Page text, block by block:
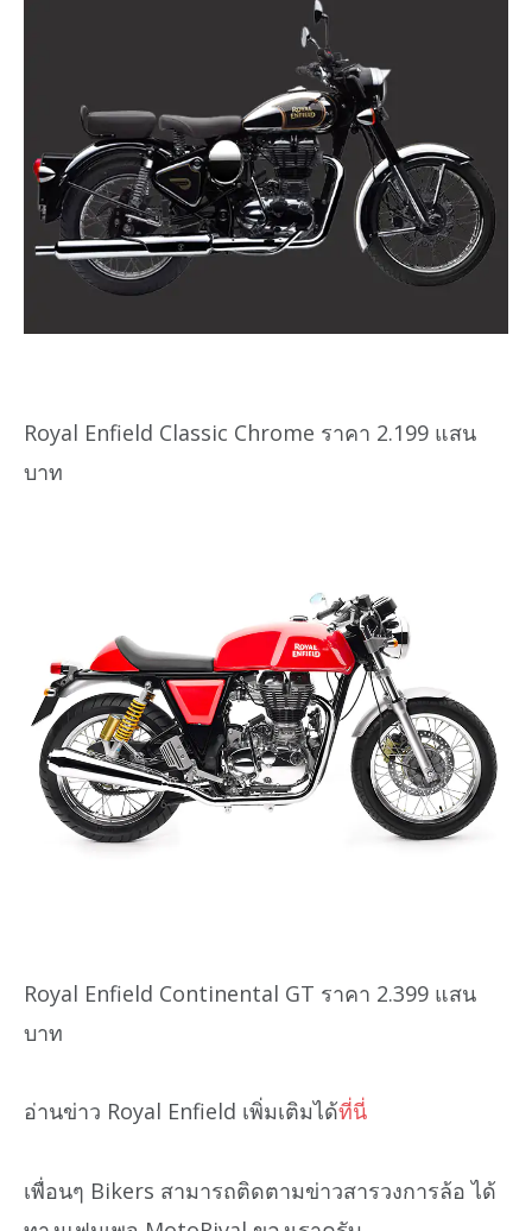
Royal Enfield Classic Chrome ราคา 2.199 แสน
บาท
Royal Enfield Continental GT ราคา 2.399 แสน
บาท
อ่านข่าว Royal Enfield เพิ่มเติมได้ที่นี่
เพื่อนๆ Bikers สามารถติดตามข่าวสารวงการล้อ ได้